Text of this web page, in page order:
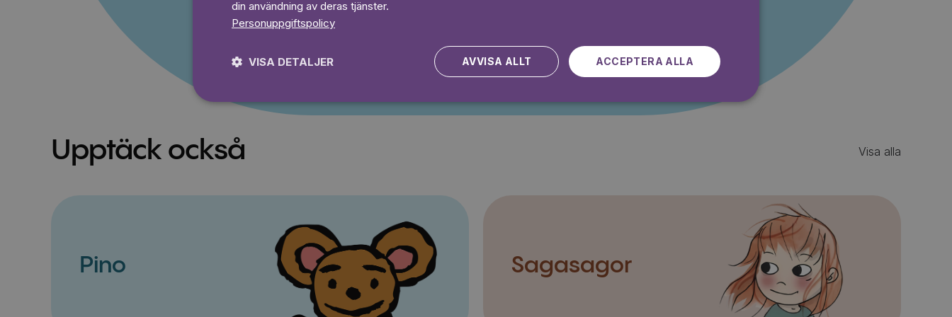
Kampanjen gäller nya kunder fram till och med 2026-08-24
Upptäck också Visa alla
Pino Sagasagor
din användning av deras tjänster.
Personuppgiftspolicy
ACCEPTERA ALLA
AVVISA ALLT
VISA DETALJER